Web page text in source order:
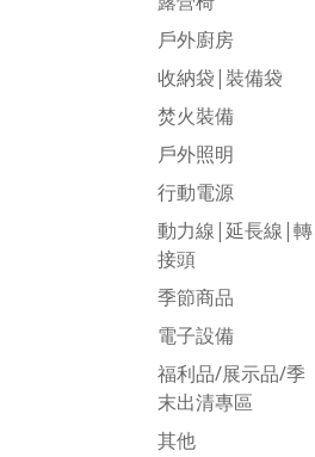
戶外廚房
收納袋|裝備袋
焚火裝備
戶外照明
行動電源
動力線|延長線|轉
接頭
季節商品
電子設備
福利品/展示品/季
末出清專區
其他